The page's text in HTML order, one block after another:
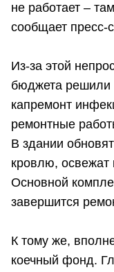
не работает –
сообщает пресс-
Из-за этой
бюджета решили
капремонт
ремонтные
В здании
кровлю, освежат
Основной
завершится
К тому же,
коечный фонд.